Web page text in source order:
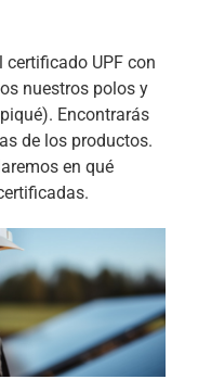
certificado UPF con
nuestros polos y
Encontrarás
de los productos.
en qué